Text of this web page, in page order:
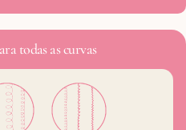
todas as curvas